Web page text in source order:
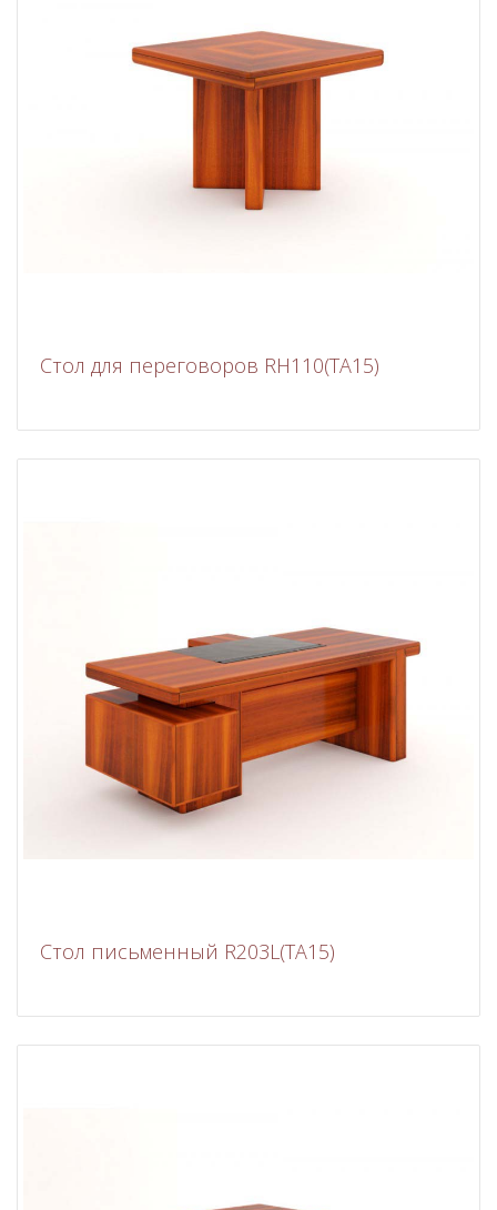
Стол для переговоров RH110(TA15)
Стол письменный R203L(TA15)